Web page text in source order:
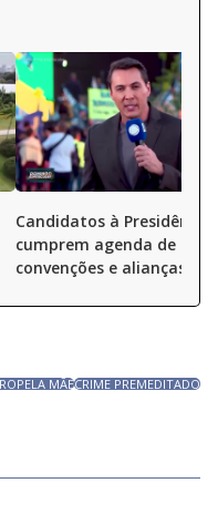
Candidatos à Presidência
cumprem agenda de
convenções e alianças
MÃECRIME PREMEDITADO